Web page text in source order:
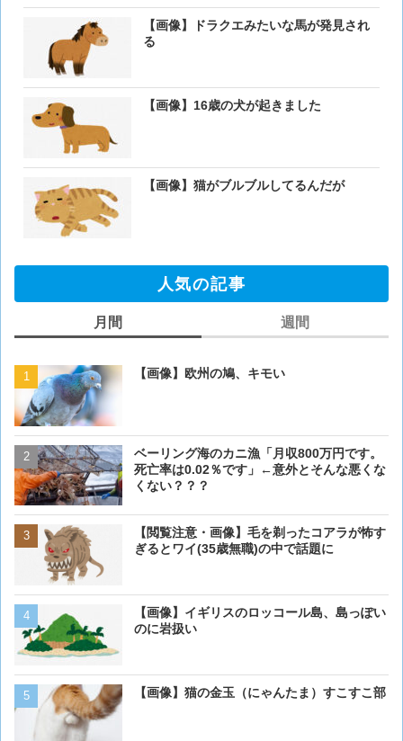
【画像】ドラクエみたいな馬が発見され
る
【画像】16歳の犬が起きました
【画像】猫がブルブルしてるんだが
人気の記事
月間
【画像】欧州の鳩、キモい
ベーリング海のカニ漁「月収800万円です。
死亡率は0.02％です」←意外とそんな悪くな
くない？？？
【閲覧注意・画像】毛を剃ったコアラが怖す
ぎるとワイ(35歳無職)の中で話題に
【画像】イギリスのロッコール島、島っぽい
のに岩扱い
【画像】猫の金玉（にゃんたま）すこすこ部
週間
【画像】欧州の鳩、キモい
【閲覧注意・画像】毛を剃
ぎるとワイ(35歳無職)の中
【画像】 アメリカのケー
ダーメイドで作成したケー
【動画】男性、ロバにちょ
ベーリング海のカニ漁「月